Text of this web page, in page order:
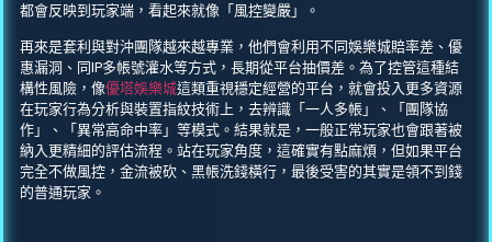
都會反映到玩家端，看起來就像「風控變嚴」。
再來是套利與對沖團隊越來越專業，他們會利用不同娛樂城賠率差、優
惠漏洞、同IP多帳號灌水等方式，長期從平台抽價差。為了控管這種結
構性風險，像優塔娛樂城這類重視穩定經營的平台，就會投入更多資源
在玩家行為分析與裝置指紋技術上，去辨識「一人多帳」、「團隊協
作」、「異常高命中率」等模式。結果就是，一般正常玩家也會跟著被
納入更精細的評估流程。站在玩家角度，這確實有點麻煩，但如果平台
完全不做風控，金流被砍、黑帳洗錢橫行，最後受害的其實是領不到錢
的普通玩家。